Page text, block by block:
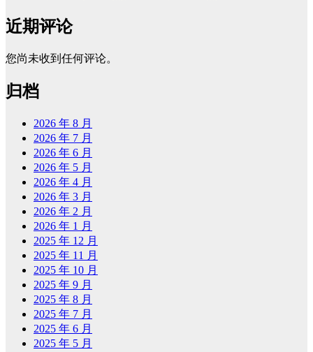
近期评论
您尚未收到任何评论。
归档
2026 年 8 月
2026 年 7 月
2026 年 6 月
2026 年 5 月
2026 年 4 月
2026 年 3 月
2026 年 2 月
2026 年 1 月
2025 年 12 月
2025 年 11 月
2025 年 10 月
2025 年 9 月
2025 年 8 月
2025 年 7 月
2025 年 6 月
2025 年 5 月